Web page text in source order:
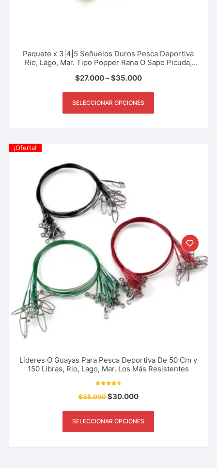
Paquete x 3|4|5 Señuelos Duros Pesca Deportiva
Rio, Lago, Mar. Tipo Popper Rana O Sapo Picuda,
$27.000–$35.000
SELECCIONAR OPCIONES
¡Oferta!
Lideres O Guayas Para Pesca Deportiva De 50 Cm y
150 Libras, Rio, Lago, Mar. Los Más Resistentes
con
4.64
$35.000$30.000
SELECCIONAR OPCIONES